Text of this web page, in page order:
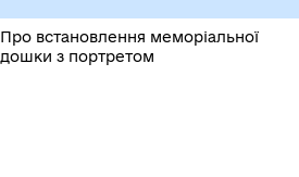
Про встановлення меморіальної
дошки з портретом